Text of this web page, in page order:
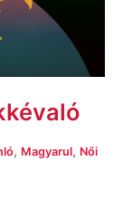
, Magyarul, Női